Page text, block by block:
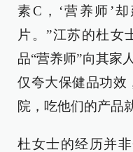
素C，‘营养师’
片。”江苏的杜女
品“营养师”向其家
仅夸大保健品功效
院，吃他们的产品
杜女士的经历并